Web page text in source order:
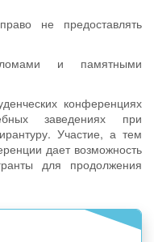
не предоставлять
и памятными
конференциях
заведениях при
Участие, а тем
дает возможность
для продолжения